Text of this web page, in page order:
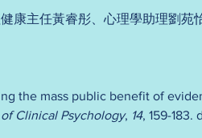
康主任黃睿彤、心理學助理劉苑
the mass public benefit of
Clinical Psychology, 14, 159-183.